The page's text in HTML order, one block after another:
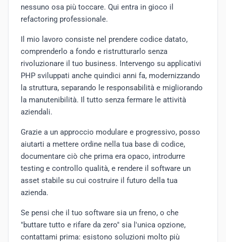
nessuno osa più toccare. Qui entra in gioco il
refactoring professionale.
Il mio lavoro consiste nel prendere codice datato,
comprenderlo a fondo e ristrutturarlo senza
rivoluzionare il tuo business. Intervengo su applicativi
PHP sviluppati anche quindici anni fa, modernizzando
la struttura, separando le responsabilità e migliorando
la manutenibilità. Il tutto senza fermare le attività
aziendali.
Grazie a un approccio modulare e progressivo, posso
aiutarti a mettere ordine nella tua base di codice,
documentare ciò che prima era opaco, introdurre
testing e controllo qualità, e rendere il software un
asset stabile su cui costruire il futuro della tua
azienda.
Se pensi che il tuo software sia un freno, o che
"buttare tutto e rifare da zero" sia l'unica opzione,
contattami prima: esistono soluzioni molto più